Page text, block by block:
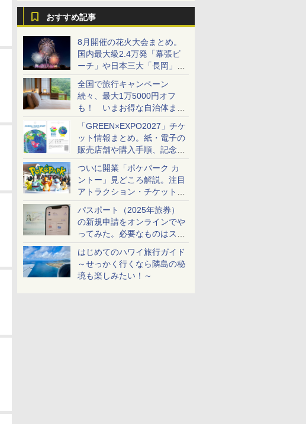
おすすめ記事
8月開催の花火大会まとめ。
国内最大級2.4万発「幕張ビ
ーチ」や日本三大「長岡」な
ど大型イベント目白押し！
全国で旅行キャンペーン
続々、最大1万5000円オフ
も！ いまお得な自治体まと
め
「GREEN×EXPO2027」チケ
ット情報まとめ。紙・電子の
販売店舗や購入手順、記念チ
ケットも解説
ついに開業「ポケパーク カ
ントー」見どころ解説。注目
アトラクション・チケット手
配・来場前に必要な準備は？
パスポート（2025年旅券）
の新規申請をオンラインでや
ってみた。必要なものはスマ
ホとマイナカードのみ
はじめてのハワイ旅行ガイド
～せっかく行くなら隣島の秘
境も楽しみたい！～